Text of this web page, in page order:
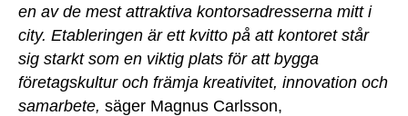
en av de mest attraktiva kontorsadresserna mitt i
city. Etableringen är ett kvitto på att kontoret står
sig starkt som en viktig plats för att bygga
företagskultur och främja kreativitet, innovation och
samarbete, säger Magnus Carlsson,